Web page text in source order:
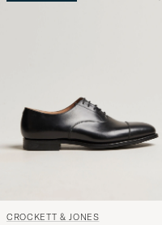
CROCKETT & JONES